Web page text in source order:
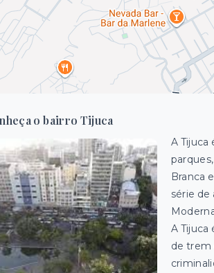
o bairro Tijuca
A Tijuca
Branca
série de
A Tijuca
de trem